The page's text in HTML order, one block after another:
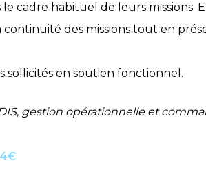
cadre habituel de leurs missions.
des missions tout en
sollicités en soutien fonctionnel.
gestion opérationnelle et
4€